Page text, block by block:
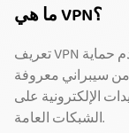
ما هي VPN؟
تعريف VPN هو الشبكة الافتراضية الخاصة. تعني خدمة تقدم حماية
سيبراني معروفة
الإلكترونية على
الشبكات العامة.